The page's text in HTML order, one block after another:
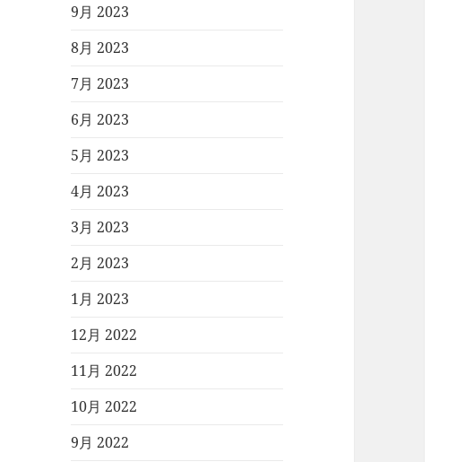
9月 2023
8月 2023
7月 2023
6月 2023
5月 2023
4月 2023
3月 2023
2月 2023
1月 2023
12月 2022
11月 2022
10月 2022
9月 2022